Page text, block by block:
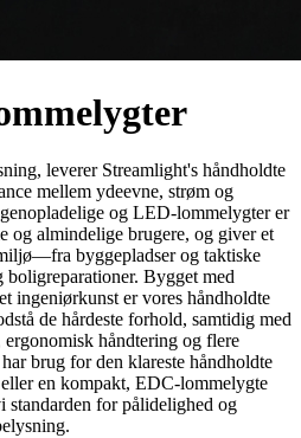
leverer Streamlight's håndholdte
mellem ydeevne, strøm og
og LED-lommelygter er
og almindelige brugere, og giver et
byggepladser og taktiske
Bygget med
ingeniørkunst er vores håndholdte
de hårdeste forhold, samtidig med
håndtering og flere
brug for den klareste håndholdte
en kompakt, EDC-lommelygte
for pålidelighed og